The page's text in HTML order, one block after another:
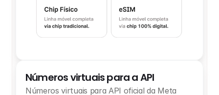
Números virtuais para a API
Números virtuais para API oficial da Meta